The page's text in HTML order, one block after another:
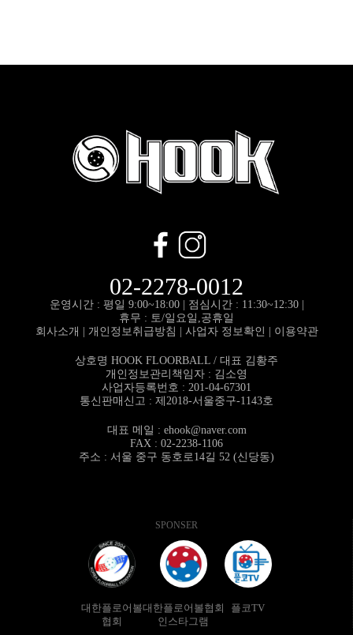
02-2278-0012
운영시간 : 평일 9:00~18:00 | 점심시간 : 11:30~12:30 |
휴무 : 토/일요일,공휴일
회사소개
개인정보취급방침 사업자 정보확인 이용약관
상호명 HOOK FLOORBALL / 대표 김황주
개인정보관리책임자 : 김소영
사업자등록번호 : 201-04-67301
통신판매신고 : 제2018-서울중구-1143호
대표 메일 : ehook@naver.com
FAX : 02-2238-1106
주소 : 서울 중구 동호로14길 52 (신당동)
SPONSER
대한플로어볼
협회
대한플로어볼협회
인스타그램
플코TV